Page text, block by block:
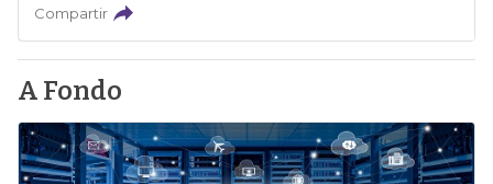
Compartir
A Fondo